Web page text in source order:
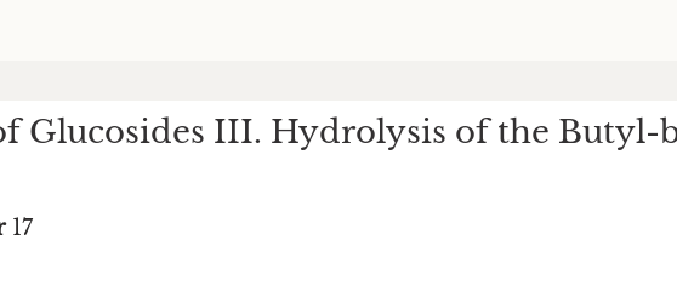
Glucosides III. Hydrolysis of the Butyl-
17